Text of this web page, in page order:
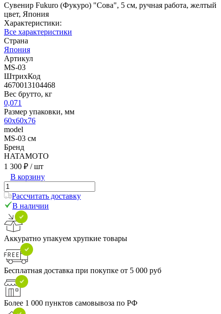
Сувенир Fukuro (Фукуро) "Сова", 5 см, ручная работа, желтый
цвет, Япония
Характеристики:
Все характеристики
Страна
Япония
Артикул
MS-03
ШтрихКод
4670013104468
Вес брутто, кг
0,071
Размер упаковки, мм
60х60х76
model
MS-03 см
Бренд
HATAMOTO
1 300 ₽ / шт
В корзину
Рассчитать доставку
В наличии
Аккуратно упакуем хрупкие товары
Бесплатная доставка при покупке от 5 000 руб
Более 1 000 пунктов самовывоза по РФ